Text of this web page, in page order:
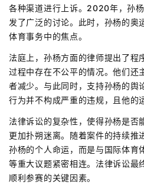
各种渠道进行上诉。2020年，孙
发了广泛的讨论。此时，孙杨的奥
体育事务中的焦点。
法庭上，孙杨方面的律师提出了程
过程中存在不公平的情况。他们还
者减少。与此同时，支持孙杨的舆
行为并不构成严重的违规，且他的
法律诉讼的复杂性，使得孙杨是否
更加扑朔迷离。随着案件的持续推
孙杨的个人命运，而是与国际体育
等重大议题紧密相连。法律诉讼最
顺利参赛的关键因素。